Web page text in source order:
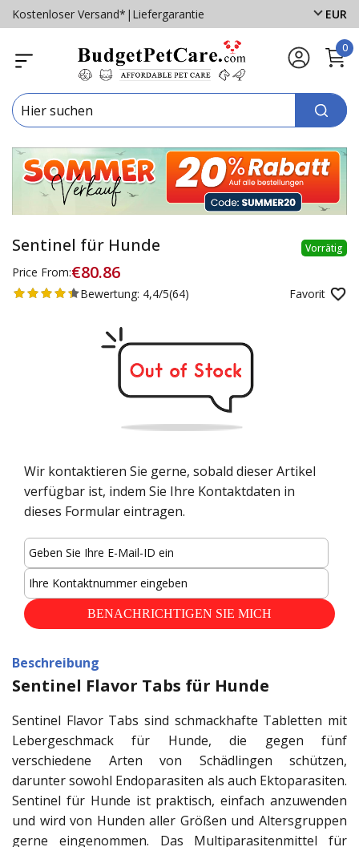
Kostenloser Versand* | Liefergarantie EUR
0
Vorrätig
Sentinel für Hunde
Price From:€80.86
Favorit
Bewertung: 4,4/5(64)
Wir kontaktieren Sie gerne, sobald dieser Artikel
verfügbar ist, indem Sie Ihre Kontaktdaten in
dieses Formular eintragen.
Beschreibung
Sentinel Flavor Tabs für Hunde
Sentinel Flavor Tabs sind schmackhafte Tabletten mit
Lebergeschmack für Hunde, die gegen fünf
verschiedene Arten von Schädlingen schützen,
darunter sowohl Endoparasiten als auch Ektoparasiten.
Sentinel für Hunde ist praktisch, einfach anzuwenden
und wird von Hunden aller Größen und Altersgruppen
gerne eingenommen. Das Multiparasitenmittel für